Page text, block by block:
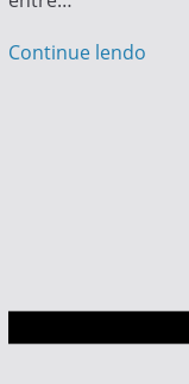
Continue lendo